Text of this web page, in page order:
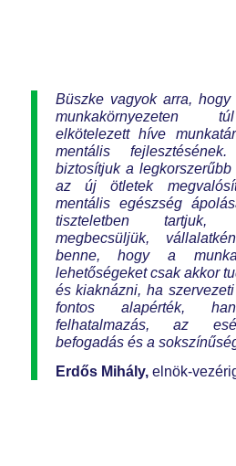
Büszke vagyok arra, hogy
munkakörnyezeten
elkötelezett híve
mentális
biztosítjuk a
az új ötletek
mentális egészség
tiszteletben
megbecsüljük,
benne, hogy a
lehetőségeket csak akkor
és kiaknázni, ha
fontos alapérték,
felhatalmazás, az
befogadás és a
Erdős Mihály, elnök-